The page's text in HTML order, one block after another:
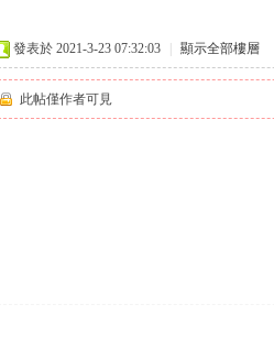
發表於 2021-3-23 07:32:03 顯示全部樓層
此帖僅作者可見